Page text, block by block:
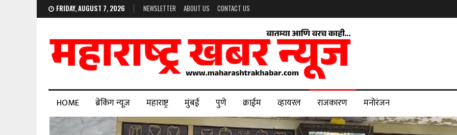
FRIDAY, AUGUST 7, 2026 NEWSLETTER ABOUT US CONTACT US
HOME ब्रेकिंग न्यूज महाराष्ट्र मुंबई पुणे क्राईम व्हायरल राजकारण मनोरंजन